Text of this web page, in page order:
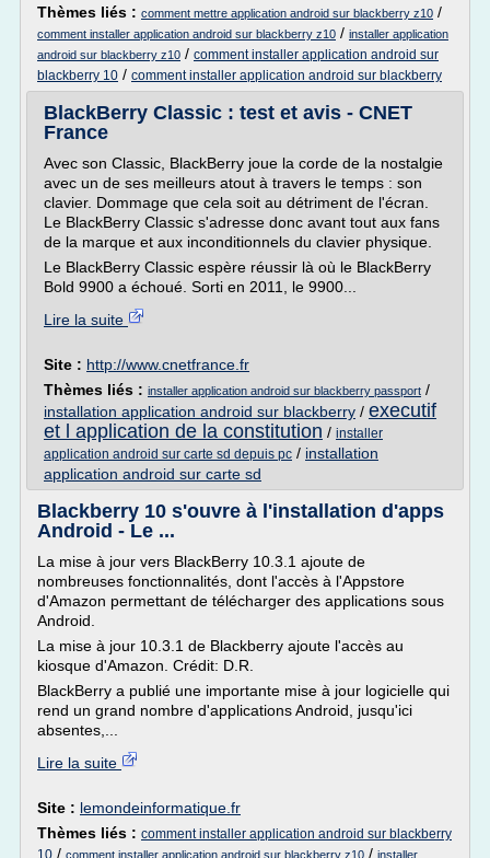
Thèmes liés : comment mettre application android sur blackberry z10 /
comment installer application android sur blackberry z10 / installer application
android sur blackberry z10 / comment installer application android sur
blackberry 10 / comment installer application android sur blackberry
BlackBerry Classic : test et avis - CNET
France
Avec son Classic, BlackBerry joue la corde de la nostalgie
avec un de ses meilleurs atout à travers le temps : son
clavier. Dommage que cela soit au détriment de l'écran.
Le BlackBerry Classic s'adresse donc avant tout aux fans
de la marque et aux inconditionnels du clavier physique.
Le BlackBerry Classic espère réussir là où le BlackBerry
Bold 9900 a échoué. Sorti en 2011, le 9900...
Lire la suite
Site : http://www.cnetfrance.fr
Thèmes liés : installer application android sur blackberry passport /
installation application android sur blackberry / executif
et l application de la constitution / installer
application android sur carte sd depuis pc / installation
application android sur carte sd
Blackberry 10 s'ouvre à l'installation d'apps
Android - Le ...
La mise à jour vers BlackBerry 10.3.1 ajoute de
nombreuses fonctionnalités, dont l'accès à l'Appstore
d'Amazon permettant de télécharger des applications sous
Android.
La mise à jour 10.3.1 de Blackberry ajoute l'accès au
kiosque d'Amazon. Crédit: D.R.
BlackBerry a publié une importante mise à jour logicielle qui
rend un grand nombre d'applications Android, jusqu'ici
absentes,...
Lire la suite
Site : lemondeinformatique.fr
Thèmes liés : comment installer application android sur blackberry
10 / comment installer application android sur blackberry z10 / installer